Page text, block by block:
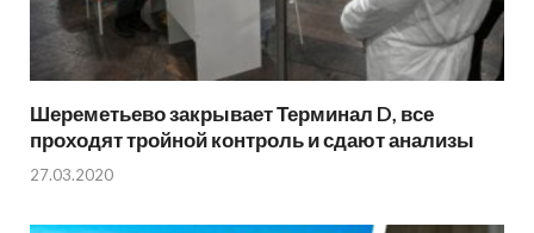
Шереметьево закрывает Терминал D, все
проходят тройной контроль и сдают анализы
27.03.2020